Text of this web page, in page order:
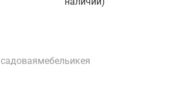
садоваямебельикея